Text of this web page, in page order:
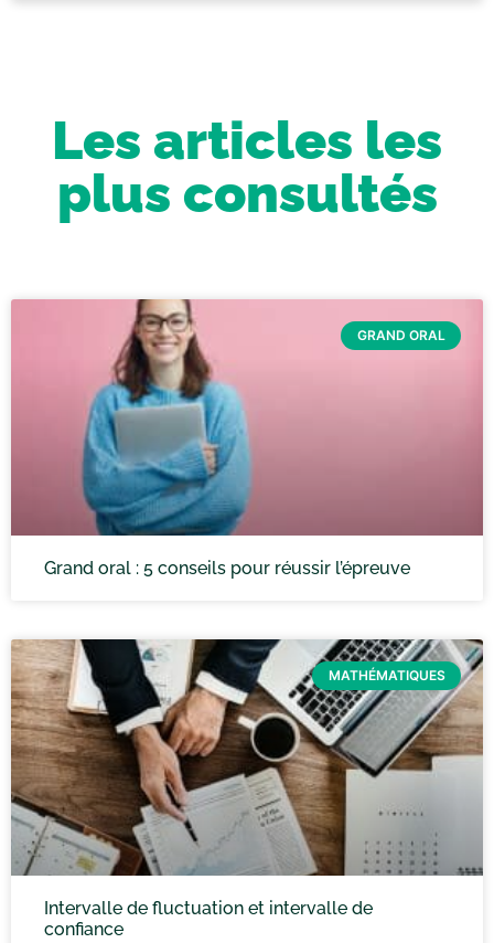
Les articles les
plus consultés
GRAND ORAL
Grand oral : 5 conseils pour réussir l’épreuve
MATHÉMATIQUES
Intervalle de fluctuation et intervalle de
confiance